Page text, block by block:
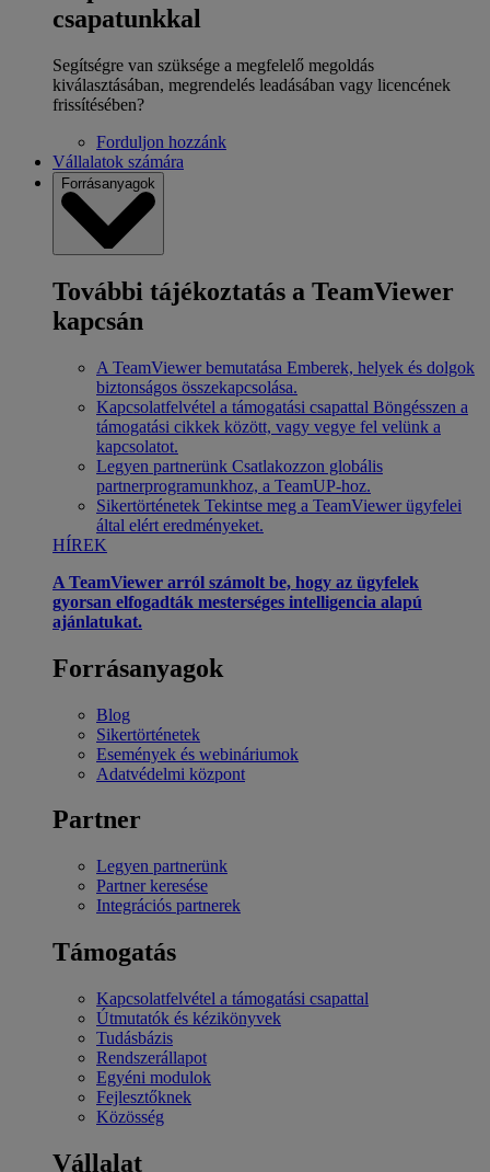
csapatunkkal
Segítségre van szüksége a megfelelő megoldás
kiválasztásában, megrendelés leadásában vagy licencének
frissítésében?
Forduljon hozzánk
Vállalatok számára
Forrásanyagok
További tájékoztatás a TeamViewer
kapcsán
A TeamViewer bemutatása Emberek, helyek és dolgok
biztonságos összekapcsolása.
Kapcsolatfelvétel a támogatási csapattal Böngésszen a
támogatási cikkek között, vagy vegye fel velünk a
kapcsolatot.
Legyen partnerünk Csatlakozzon globális
partnerprogramunkhoz, a TeamUP-hoz.
Sikertörténetek Tekintse meg a TeamViewer ügyfelei
által elért eredményeket.
HÍREK
A TeamViewer arról számolt be, hogy az ügyfelek
gyorsan elfogadták mesterséges intelligencia alapú
ajánlatukat.
Forrásanyagok
Blog
Sikertörténetek
Események és webináriumok
Adatvédelmi központ
Partner
Legyen partnerünk
Partner keresése
Integrációs partnerek
Támogatás
Kapcsolatfelvétel a támogatási csapattal
Útmutatók és kézikönyvek
Tudásbázis
Rendszerállapot
Egyéni modulok
Fejlesztőknek
Közösség
Vállalat